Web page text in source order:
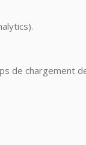
de chargement